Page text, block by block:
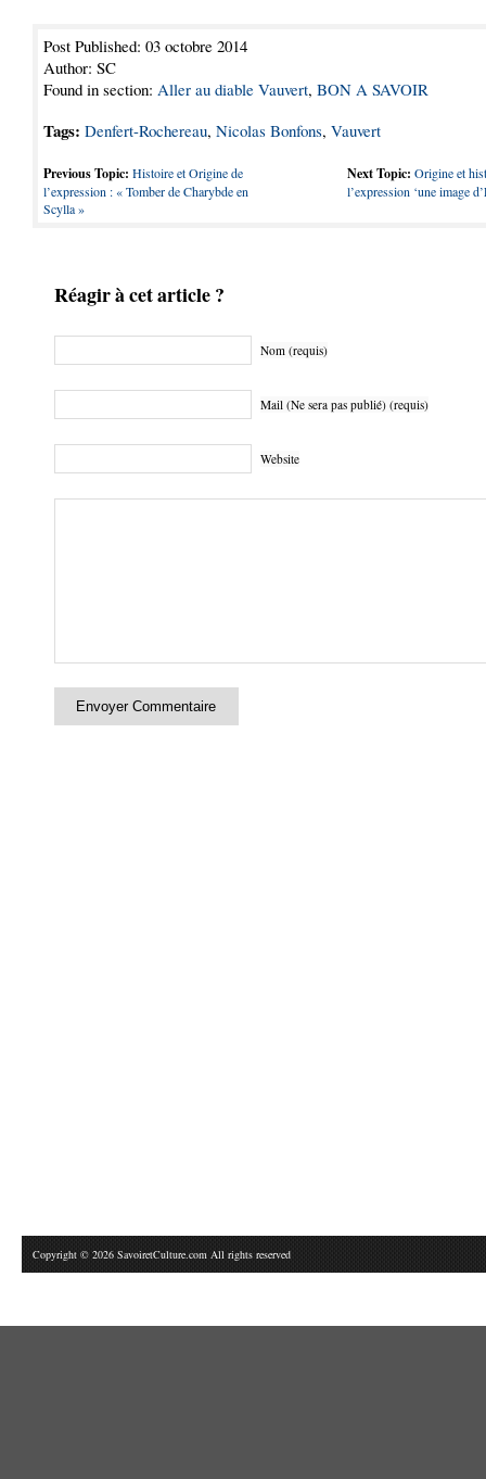
Post Published: 03 octobre 2014
Author: SC
Found in section: Aller au diable Vauvert, BON A SAVOIR
Tags: Denfert-Rochereau, Nicolas Bonfons, Vauvert
Previous Topic: Histoire et Origine de
l’expression : « Tomber de Charybde en
Scylla »
Next Topic: Origine et
l’expression ‘une image
Réagir à cet article ?
Nom (requis)
Mail (Ne sera pas publié) (requis)
Website
Copyright © 2026 SavoiretCulture.com All rights reserved